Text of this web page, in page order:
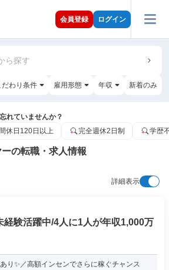
会員登録 ログイン
ら探す
だわり条件 雇用形態 年収 新着のみ
れていませんか？
休日120日以上 完全週休2日制 学歴
の転職・求人情報
詳細表示
経験活躍中/4人に1人が年収1,000万
り✨／高額インセンでさらに稼ぐチャンス